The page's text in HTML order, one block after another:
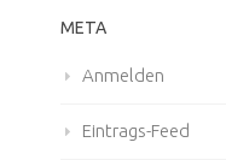
META
Anmelden
Eintrags-Feed